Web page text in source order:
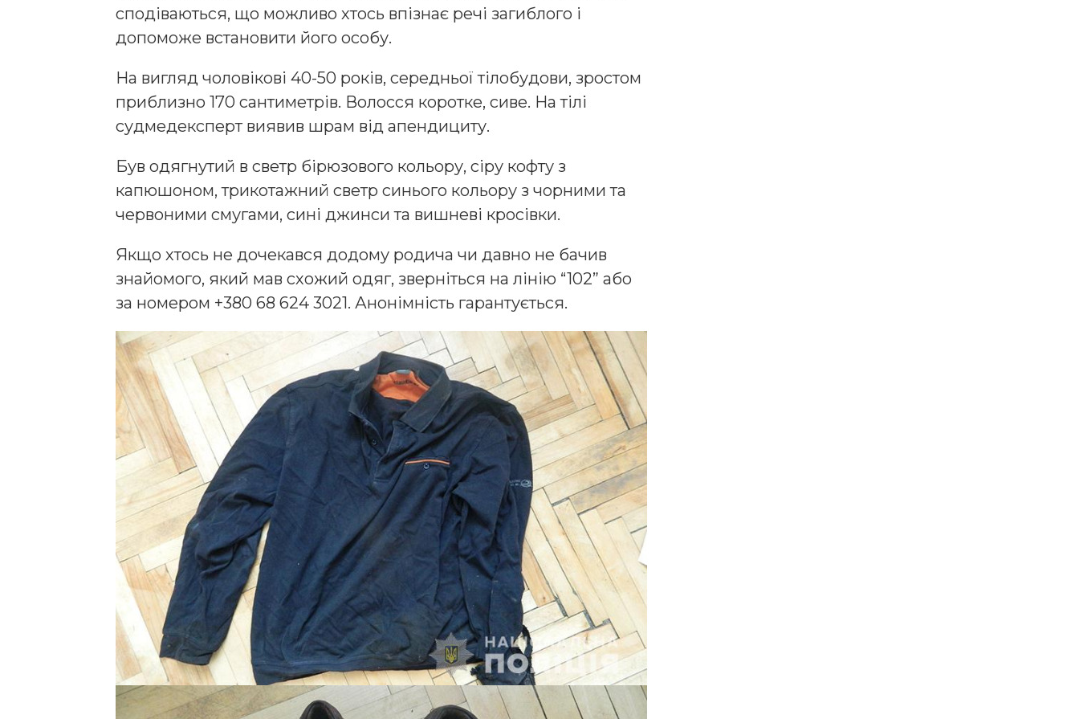
сподіваються, що можливо хтось впізнає речі загиблого і
допоможе встановити його особу.
На вигляд чоловікові 40-50 років, середньої тілобудови, зростом
приблизно 170 сантиметрів. Волосся коротке, сиве. На тілі
судмедексперт виявив шрам від апендициту.
Був одягнутий в светр бірюзового кольору, сіру кофту з
капюшоном, трикотажний светр синього кольору з чорними та
червоними смугами, сині джинси та вишневі кросівки.
Якщо хтось не дочекався додому родича чи давно не бачив
знайомого, який мав схожий одяг, зверніться на лінію “102” або
за номером +380 68 624 3021. Анонімність гарантується.